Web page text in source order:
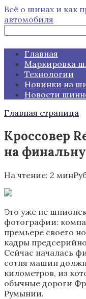
Перейти
к
Всё о шинах и как
автомобиля
Главная
Маркировка
Технологии
Новинки на
Новости
Главная страница
Кроссовер
на
На чтение: 2 мин
Это уже не
фотографии:
премьере своего
кадры
Сейчас началась
сотня машин
километров, из
обычные дороги
Румынии.